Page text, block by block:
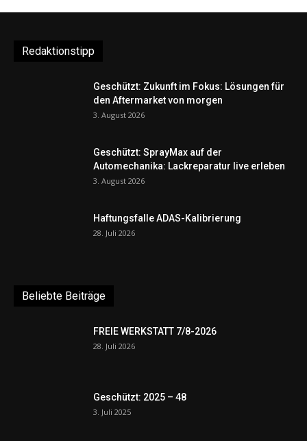
Redaktionstipp
Geschützt: Zukunft im Fokus: Lösungen für
den Aftermarket von morgen
3. August 2026
Geschützt: SprayMax auf der
Automechanika: Lackreparatur live erleben
3. August 2026
Haftungsfalle ADAS-Kalibrierung
28. Juli 2026
Beliebte Beiträge
FREIE WERKSTATT 7/8-2026
28. Juli 2026
Geschützt: 2025 – 48
3. Juli 2025